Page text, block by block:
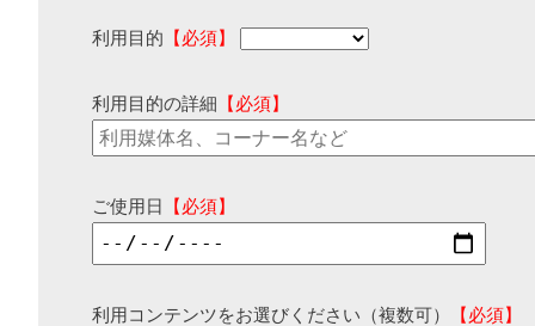
利用目的 【必須】
利用目的の詳細 【必須】
ご使用日 【必須】
利用コンテンツをお選びください（複数可）
【必須】